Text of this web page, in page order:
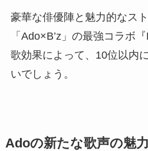
豪華な俳優陣と魅力的なス
「Ado×B’z」の最強コラボ
歌効果によって、10位以内
いでしょう。
Adoの新たな歌声の魅